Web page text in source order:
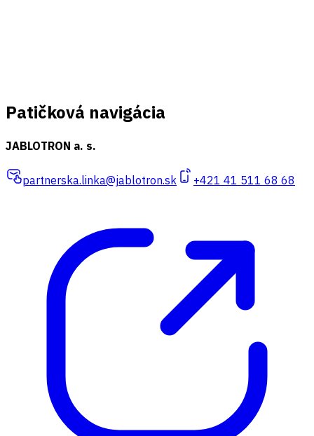
Patičková navigácia
JABLOTRON a. s.
partnerska.linka@jablotron.sk +421 41 511 68 68